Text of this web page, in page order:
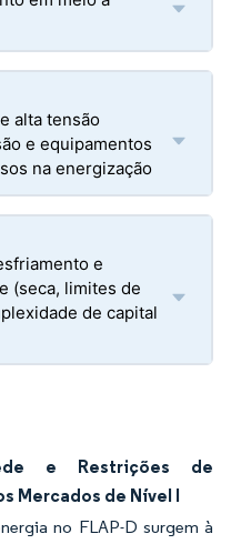
alta tensão
e equipamentos
na energização
e
(seca, limites de
de capital
e Restrições de
Mercados de Nível I
no FLAP-D surgem à